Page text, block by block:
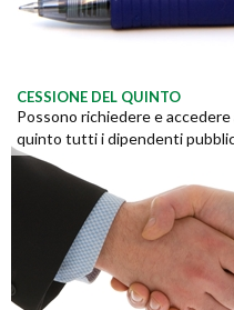
CESSIONE DEL QUINTO
Possono richiedere e accedere
quinto tutti i dipendenti